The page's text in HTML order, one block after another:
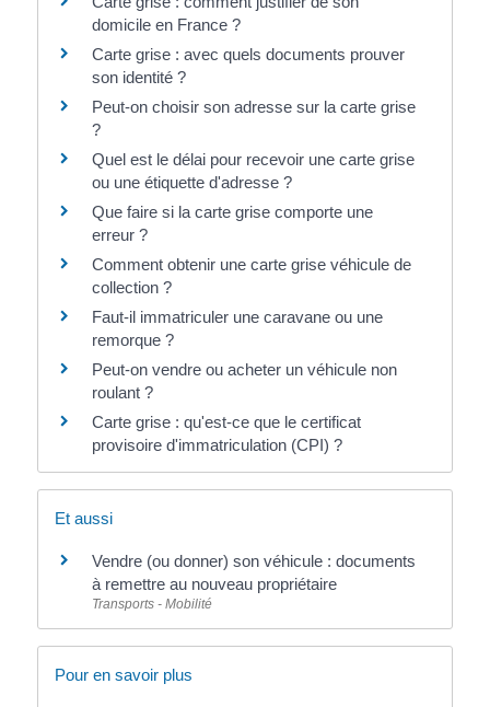
domicile en France ?
Carte grise : avec quels documents prouver
son identité ?
Peut-on choisir son adresse sur la carte grise
?
Quel est le délai pour recevoir une carte grise
ou une étiquette d'adresse ?
Que faire si la carte grise comporte une
erreur ?
Comment obtenir une carte grise véhicule de
collection ?
Faut-il immatriculer une caravane ou une
remorque ?
Peut-on vendre ou acheter un véhicule non
roulant ?
Carte grise : qu'est-ce que le certificat
provisoire d'immatriculation (CPI) ?
Et aussi
Vendre (ou donner) son véhicule : documents
à remettre au nouveau propriétaire
Transports - Mobilité
Pour en savoir plus